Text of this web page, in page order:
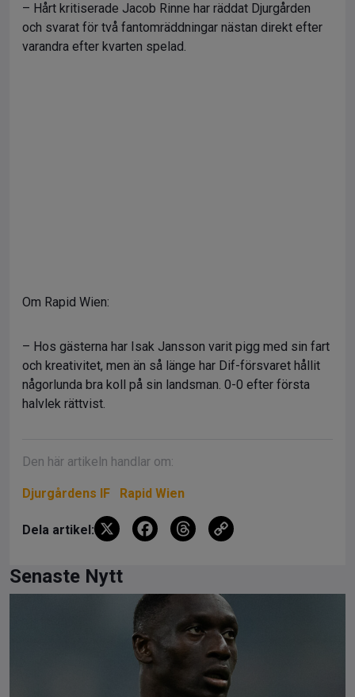
– Hårt kritiserade Jacob Rinne har räddat Djurgården
och svarat för två fantomräddningar nästan direkt efter
varandra efter kvarten spelad.
Om Rapid Wien:
– Hos gästerna har Isak Jansson varit pigg med sin fart
och kreativitet, men än så länge har Dif-försvaret hållit
någorlunda bra koll på sin landsman. 0-0 efter första
halvlek rättvist.
Den här artikeln handlar om:
Djurgårdens IF Rapid Wien
Dela artikel: X
F
b
o
o
k
T
a
d
s
n
k
Senaste Nytt